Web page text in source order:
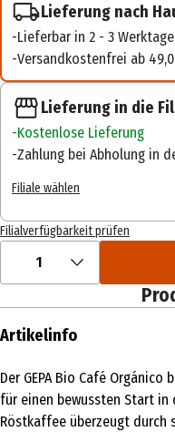
Lieferung nach
Lieferbar in 2 - 3
Versandkostenfrei ab
Lieferung in die
Kostenlose Lieferung
Zahlung bei Abholung in
Filiale wählen
Filialverfügbarkeit prüfen
1
Artikelinfo
Der GEPA Bio Café
für einen bewussten Start in
Röstkaffee überzeugt durch